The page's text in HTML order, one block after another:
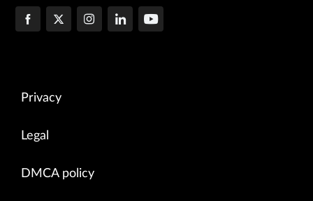
Privacy
Legal
DMCA policy